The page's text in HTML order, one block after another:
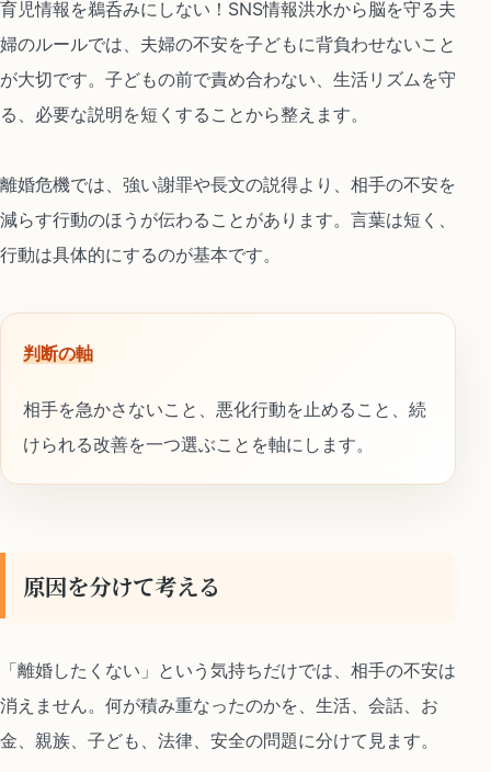
育児情報を鵜呑みにしない！SNS情報洪水から脳を守る夫
婦のルールでは、夫婦の不安を子どもに背負わせないこと
が大切です。子どもの前で責め合わない、生活リズムを守
る、必要な説明を短くすることから整えます。
離婚危機では、強い謝罪や長文の説得より、相手の不安を
減らす行動のほうが伝わることがあります。言葉は短く、
行動は具体的にするのが基本です。
判断の軸
相手を急かさないこと、悪化行動を止めること、続
けられる改善を一つ選ぶことを軸にします。
原因を分けて考える
「離婚したくない」という気持ちだけでは、相手の不安は
消えません。何が積み重なったのかを、生活、会話、お
金、親族、子ども、法律、安全の問題に分けて見ます。